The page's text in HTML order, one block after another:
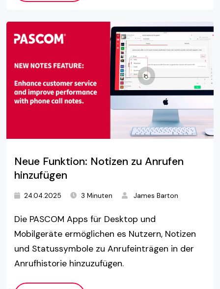
Neue Funktion: Notizen zu Anrufen
hinzufügen
24.04.2025 3 Minuten James Barton
Die PASCOM Apps für Desktop und
Mobilgeräte ermöglichen es Nutzern, Notizen
und Statussymbole zu Anrufeinträgen in der
Anrufhistorie hinzuzufügen.